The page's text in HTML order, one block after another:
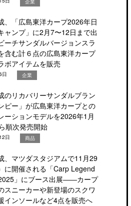
企業
、「広島東洋カープ2026年日
ャンプ」に2月7〜12日まで出
チサンダルバージョンスラ
含む計６点の広島東洋カープ
ボアイテムを販売
日 企業
のリカバリーサンダルブラン
ピー」が広島東洋カープとの
ーションモデルを2026年1月
順次発売開始
日 商品
、マツダスタジアムで11月29
に開催される「Carp Legend
」にブース出展――カープ
スニーカーや新登場のスクワ
インソールなど4点を販売へ